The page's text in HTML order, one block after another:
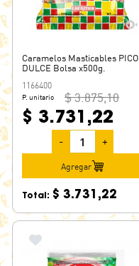
Caramelos Masticables PICO
DULCE Bolsa x500g.
1166400
P. unitario $ 3.875,10
$ 3.731,22
- +
Agregar
Total: $ 3.731,22